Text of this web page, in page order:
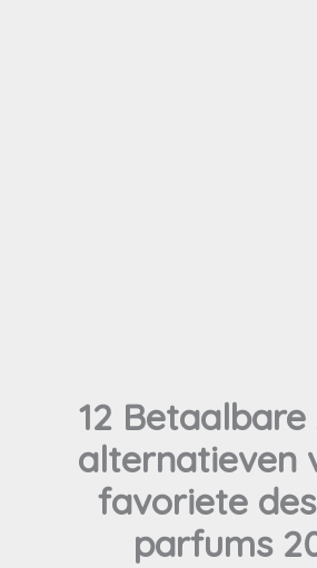
12
alternatieven
favoriete
parfums